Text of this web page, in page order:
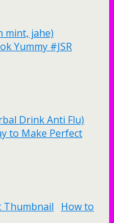
mint, jahe)
Yummy #JSR
Drink Anti Flu)
to Make Perfect
How to